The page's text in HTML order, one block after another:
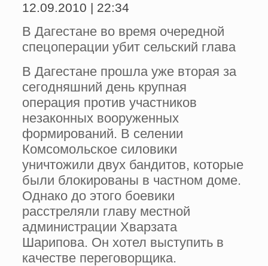
12.09.2010 | 22:34
В Дагестане во время очередной
спецоперации убит сельский глава
В Дагестане прошла уже вторая за
сегодняшний день крупная
операция против участников
незаконных вооруженных
формирований. В селении
Комсомольское силовики
уничтожили двух бандитов, которые
были блокированы в частном доме.
Однако до этого боевики
расстреляли главу местной
администрации Хварзата
Шарипова. Он хотел выступить в
качестве переговорщика.